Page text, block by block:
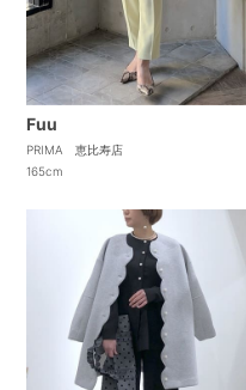
Fuu
PRIMA 恵比寿店
165cm